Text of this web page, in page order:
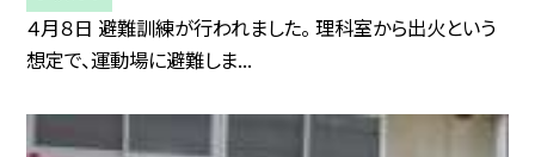
４月８日 避難訓練が行われました。 理科室から出火という
想定で、運動場に避難しま...